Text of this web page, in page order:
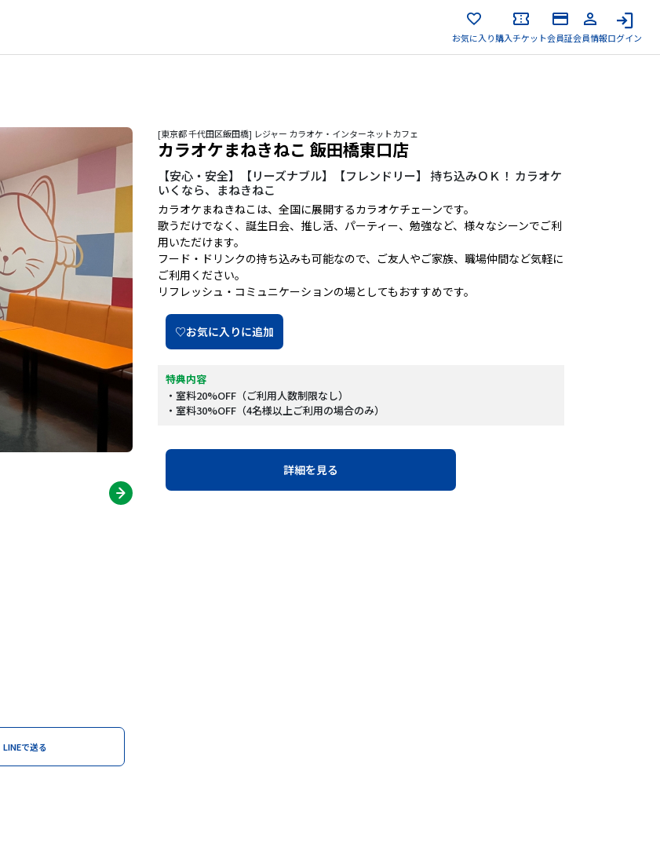
お気に入り購入チケット会員証会員情報ログイン
[東京都 千代田区飯田橋] レジャー カラオケ・インターネットカフェ
カラオケまねきねこ 飯田橋東口店
【安心・安全】【リーズナブル】【フレンドリー】 持ち込みＯＫ！ カラオケ
いくなら、まねきねこ
カラオケまねきねこは、全国に展開するカラオケチェーンです。
歌うだけでなく、誕生日会、推し活、パーティー、勉強など、様々なシーンでご利
用いただけます。
フード・ドリンクの持ち込みも可能なので、ご友人やご家族、職場仲間など気軽に
ご利用ください。
リフレッシュ・コミュニケーションの場としてもおすすめです。
♡お気に入りに追加
特典内容
・室料20%OFF（ご利用人数制限なし）
・室料30%OFF（4名様以上ご利用の場合のみ）
詳細を見る
LINEで送る